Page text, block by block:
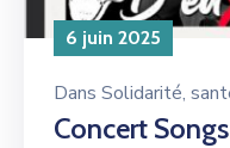
6 juin 2025
Dans Solidarité,
Concert